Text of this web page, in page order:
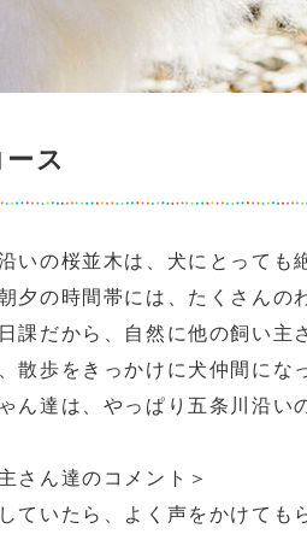
ス
いの桜並木は、犬にとっても
夕の時間帯には、たくさんの
課だから、自然に他の飼い主
散歩をきっかけに犬仲間にな
ん達は、やっぱり五条川沿い
さん達のコメント＞
ていたら、よく声をかけても